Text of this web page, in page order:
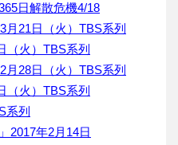
日解散危機4/18
21日（火）TBS系列
（火）TBS系列
28日（火）TBS系列
（火）TBS系列
系列
2017年2月14日